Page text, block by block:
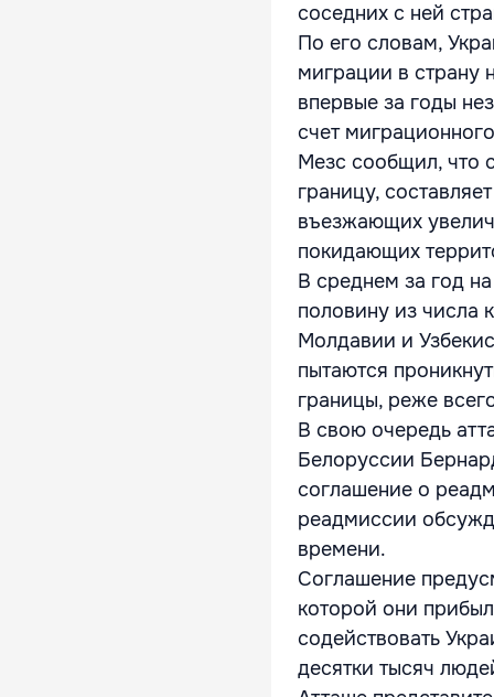
соседних с ней
По его словам,
миграции в страну
впервые за годы
счет
Мезс сообщил, что
границу,
въезжающих
покидающих
В среднем за год
половину из числа
Молдавии и
пытаются
границы, реже
В свою очередь
Белоруссии
соглашение о
реадмиссии
времени.
Соглашение
которой они
содействовать
десятки тысяч